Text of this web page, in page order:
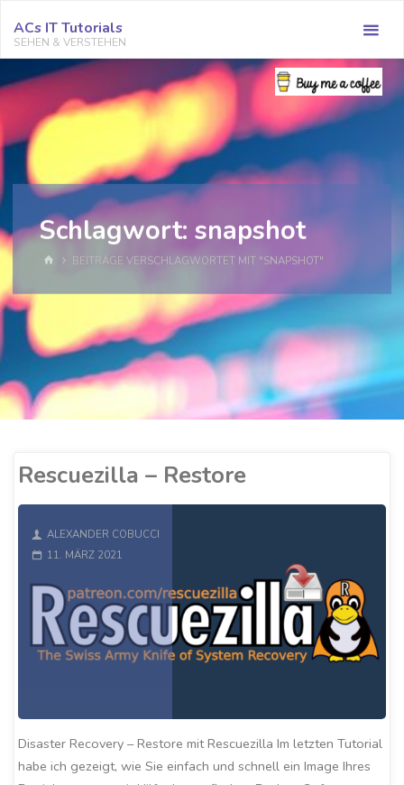
Inhalt
springen
ACs IT Tutorials
SEHEN & VERSTEHEN
Schlagwort:snapshot
START
BEITRÄGE VERSCHLAGWORTET MIT "SNAPSHOT"
Rescuezilla – Restore
ALEXANDER COBUCCI
11. MÄRZ 2021
Disaster Recovery – Restore mit Rescuezilla Im letzten Tutorial
habe ich gezeigt, wie Sie einfach und schnell ein Image Ihres